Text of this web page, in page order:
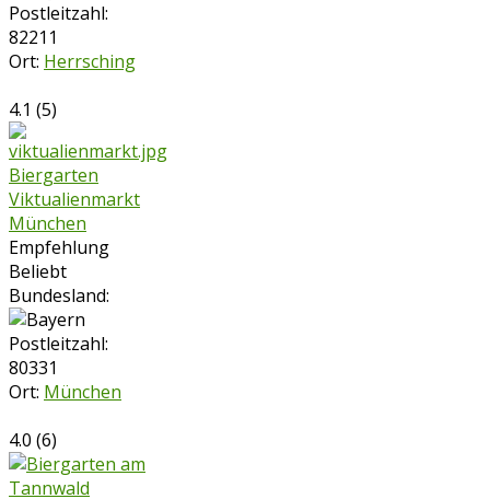
Postleitzahl:
82211
Ort: Herrsching
4.1 (5)
Biergarten
Viktualienmarkt
München
Empfehlung
Beliebt
Bundesland:
Postleitzahl:
80331
Ort: München
4.0 (6)